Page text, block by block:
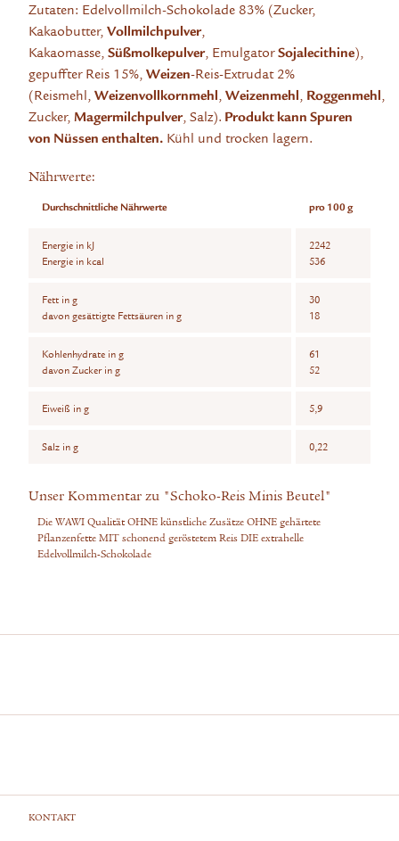
Zutaten: Edelvollmilch-Schokolade 83% (Zucker,
Kakaobutter,Vollmilchpulver,
Kakaomasse,Süßmolkepulver, EmulgatorSojalecithine),
gepuffter Reis 15%,Weizen-Reis-Extrudat 2%
(Reismehl,Weizenvollkornmehl ,Weizenmehl , Roggenmehl ,
Zucker,Magermilchpulver, Salz). Produkt kann Spuren
von Nüssen enthalten. Kühl und trocken lagern.
Nährwerte:
Durchschnittliche Nährwerte pro 100 g
Energie in kJ
Energie in kcal
2242
536
Fett in g
davon gesättigte Fettsäuren in g
30
18
Kohlenhydrate in g
davon Zucker in g
61
52
Eiweiß in g 5,9
Salz in g 0,22
Unser Kommentar zu "Schoko-Reis Minis Beutel"
Die WAWI Qualität OHNE künstliche Zusätze OHNE gehärtete
Pflanzenfette MIT schonend geröstetem Reis DIE extrahelle
Edelvollmilch-Schokolade
KONTAKT